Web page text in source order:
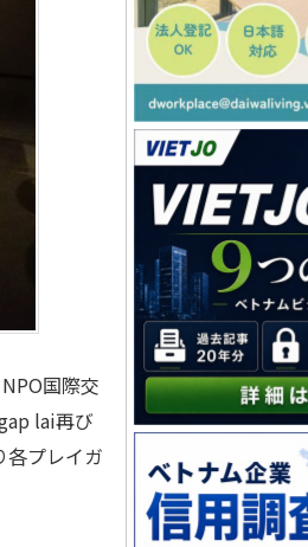
国際交
lai再び
各プレイガ